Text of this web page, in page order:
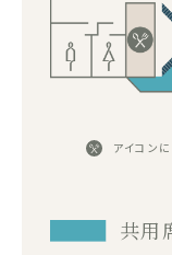
アイコン
共用